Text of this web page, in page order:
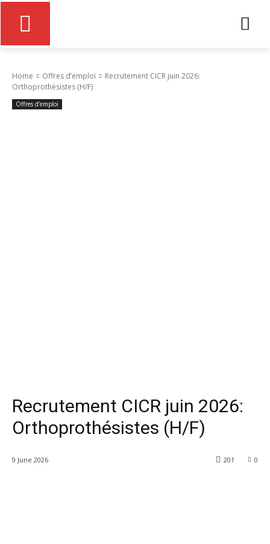
Home Offres d’emploi
Recrutement CICR juin 2026:
Orthoprothésistes (H/F)
Offres d’emploi
Recrutement CICR juin 2026:
Orthoprothésistes (H/F)
9 June 2026 0
201